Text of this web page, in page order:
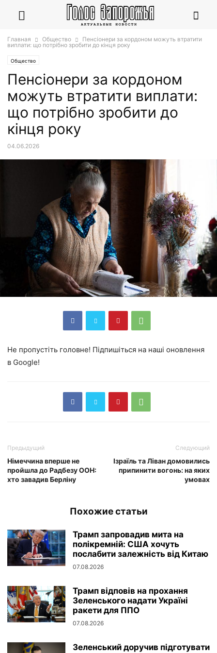
Главная Общество
Пенсіонери за кордоном можуть втратити
виплати: що потрібно зробити до кінця року
Общество
Пенсіонери за кордоном
можуть втратити виплати:
що потрібно зробити до
кінця року
04.06.2026
Не пропустіть головне! Підпишіться на наші оновлення
в Google!
Предыдущий
Німеччина вперше не
пройшла до Радбезу ООН:
хто завадив Берліну
Следующий
Ізраїль та Ліван домовились
припинити вогонь: на яких
умовах
Похожие статьи
Трамп запровадив мита на
полікремній: США хочуть
послабити залежність від Китаю
07.08.2026
Трамп відповів на прохання
Зеленського надати Україні
ракети для ППО
07.08.2026
Зеленський доручив підготувати